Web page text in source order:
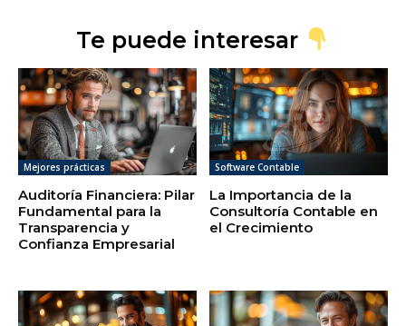
Te puede interesar
Mejores prácticas
Auditoría Financiera: Pilar
Fundamental para la
Transparencia y
Confianza Empresarial
Software Contable
La Importancia de la
Consultoría Contable en
el Crecimiento